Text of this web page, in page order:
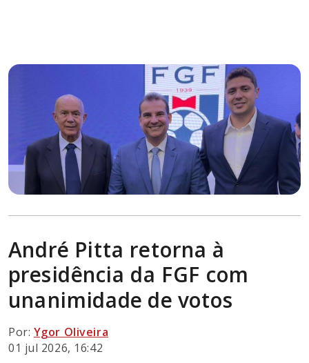
André Pitta retorna à
presidência da FGF com
unanimidade de votos
Por: Ygor Oliveira
01 jul 2026, 16:42